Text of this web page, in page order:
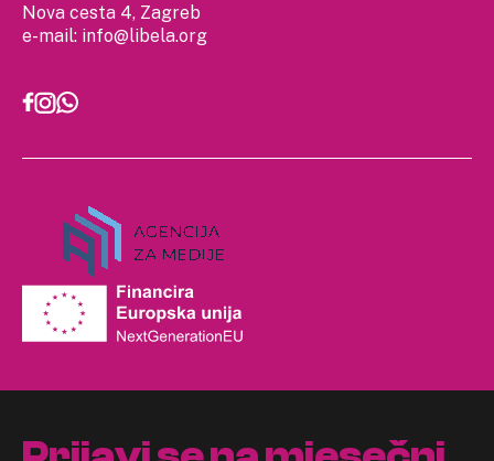
Nova cesta 4, Zagreb
e-mail: info@libela.org